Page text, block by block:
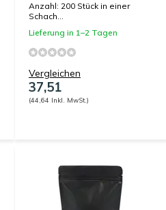
Anzahl: 200 Stück in einer
Schach...
Lieferung in 1–2 Tagen
Vergleichen
37,51
(44,64 Inkl. MwSt.)